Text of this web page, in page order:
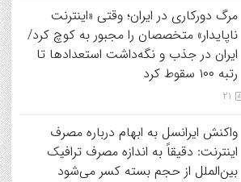
مرگ دورکاری در ایران؛ وقتی «اینترنت
ناپایدار» متخصصان را مجبور به کوچ کرد/
ایران در جذب و نگه‌داشت استعدادها تا
رتبه ۱۰۰ سقوط کرد
21
واکنش ایرانسل به ابهام درباره مصرف
اینترنت: دقیقاً به اندازه مصرف ترافیک
بین‌الملل از حجم بسته کسر می‌شود